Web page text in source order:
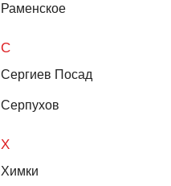
Раменское
С
Сергиев Посад
Серпухов
Х
Химки